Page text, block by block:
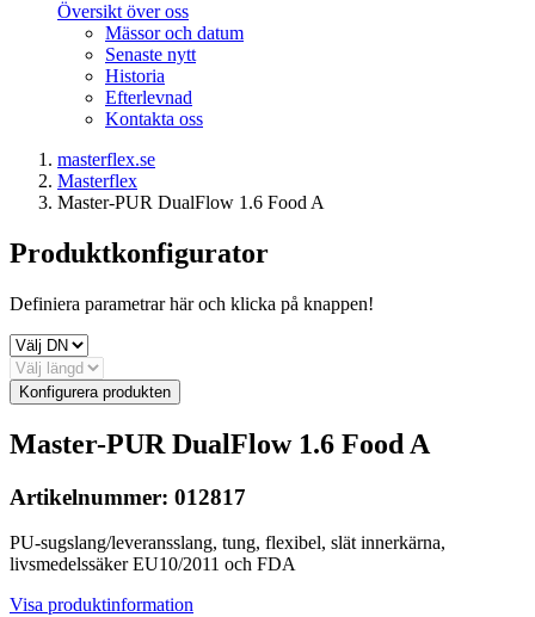
Översikt över oss
Mässor och datum
Senaste nytt
Historia
Efterlevnad
Kontakta oss
masterflex.se
Masterflex
Master-PUR DualFlow 1.6 Food A
Produktkonfigurator
Definiera parametrar här och klicka på knappen!
Konfigurera produkten
Master-PUR DualFlow 1.6 Food A
Artikelnummer: 012817
PU-sugslang/leveransslang, tung, flexibel, slät innerkärna,
livsmedelssäker EU10/2011 och FDA
Visa produktinformation